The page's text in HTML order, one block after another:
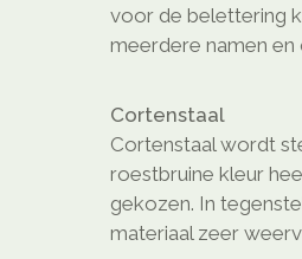
voor de belettering
meerdere namen en
Cortenstaal
Cortenstaal wordt
roestbruine kleur
gekozen. In
materiaal zeer